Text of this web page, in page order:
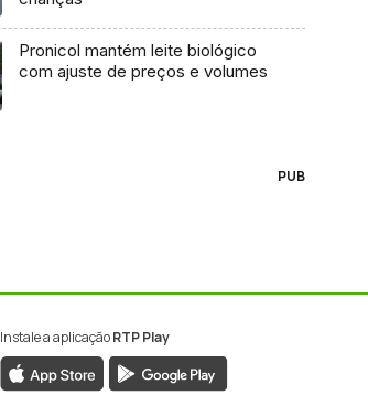
Pronicol mantém leite biológico
com ajuste de preços e volumes
PUB
Instale a aplicaçãoRTP Play